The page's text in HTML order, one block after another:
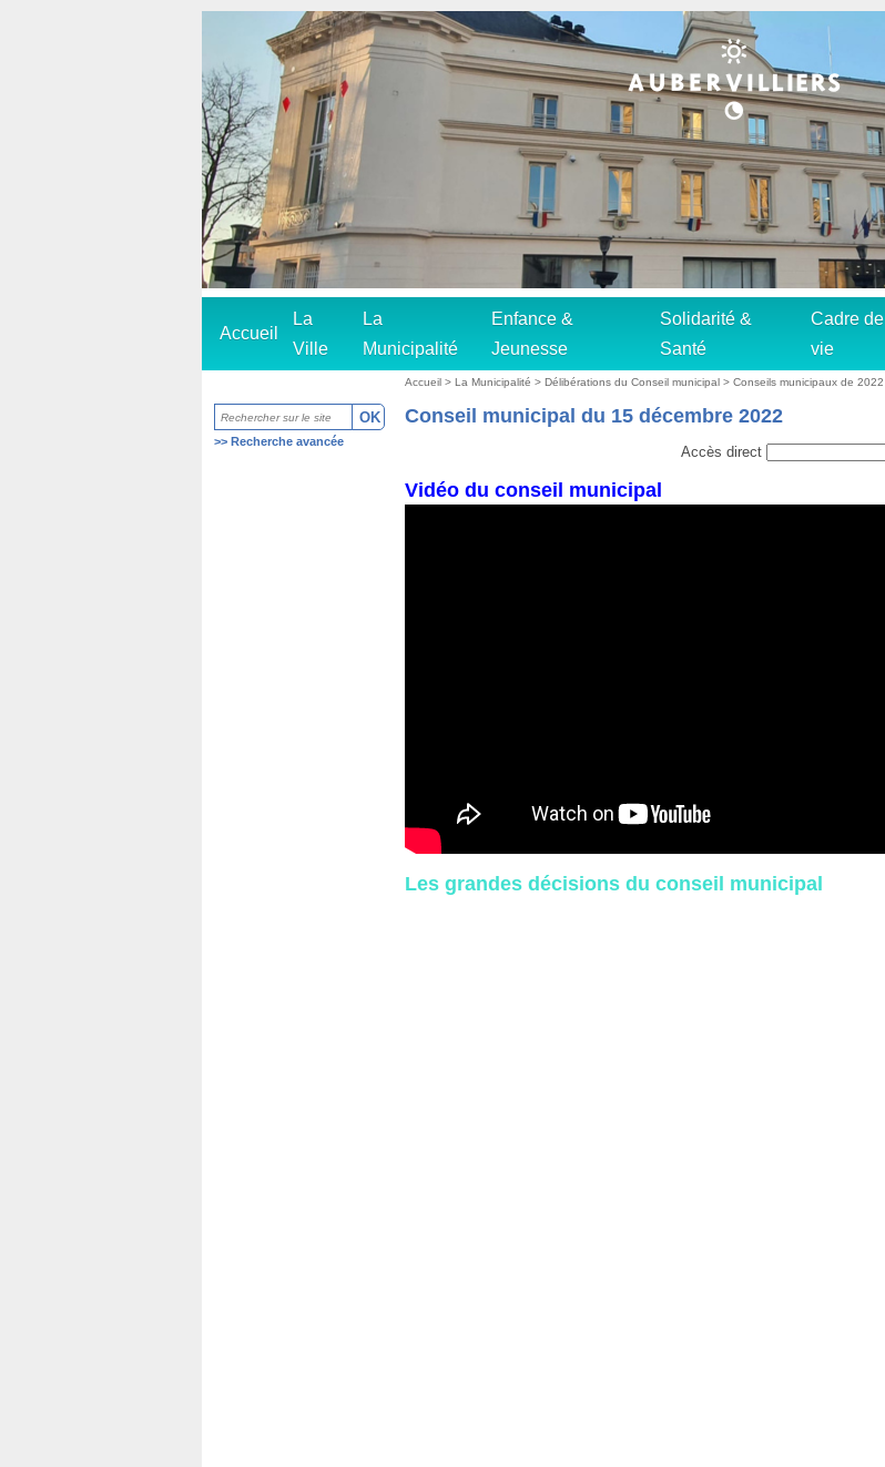
Accueil
La
Ville
La
Municipalité
Enfance &
Jeunesse
Solidarité &
Santé
Cadre de
vie
>> Recherche avancée
Accueil >La Municipalité>Délibérations du Conseil municipal>Conseils municipaux de 2022
Conseil municipal du 15 décembre 2022
Accès direct
Vidéo du conseil municipal
Les grandes décisions du conseil municipal